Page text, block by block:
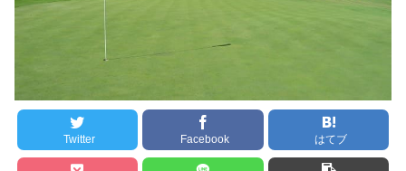
Twitter Facebook はてブ